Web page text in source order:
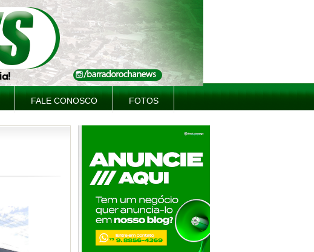
FALE CONOSCO FOTOS